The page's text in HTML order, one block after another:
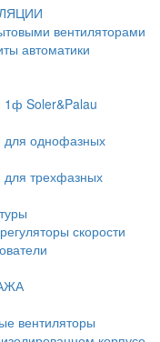
вентиляторами
автоматики
1ф Soler&Palau
для однофазных
для трехфазных
скорости
вентиляторы